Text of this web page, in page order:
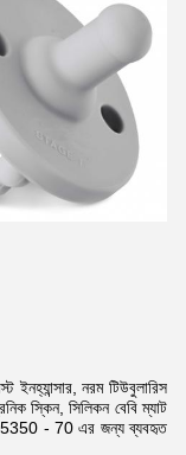
ইনহ্যান্সার, নরম টিউবুলারিস
স্কিন, সিলিকন বেবি ম্যাট
- 70 এর জন্য ব্যবহৃত